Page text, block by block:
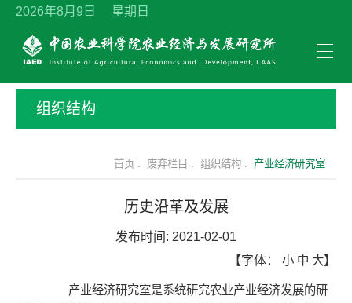
2026年8月9日 星期日
组织结构
首页 . 废弃栏目 . 组织结构 . 产业经济研究室
历史沿革及发展
发布时间: 2021-02-01
【字体： 小 中 大】
产业经济研究室是系统研究农业产业经济发展的研